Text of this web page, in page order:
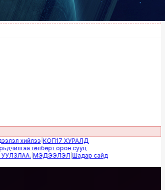
|КОП17 ХУРАЛД
төлбөрт орон сууц
|МЭДЭЭЛЭЛ|Шадар сайд